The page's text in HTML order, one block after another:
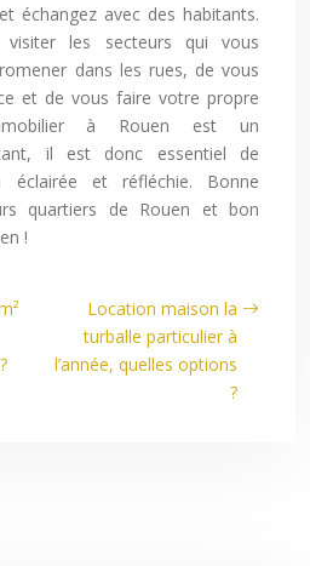
échangez avec des habitants.
les secteurs qui vous
dans les rues, de vous
et de vous faire votre propre
à Rouen est un
il est donc essentiel de
éclairée et réfléchie. Bonne
quartiers de Rouen et bon
!
Location maison la
turballe particulier à
l’année, quelles options
?